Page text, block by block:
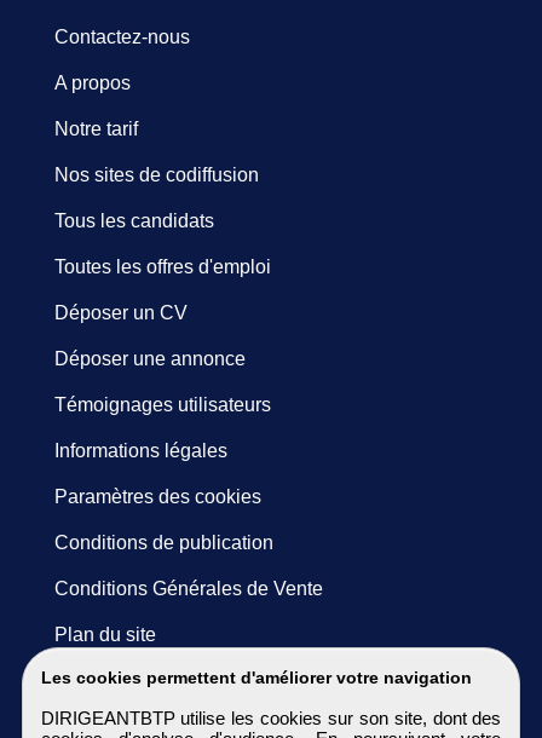
Les cookies permettent d'améliorer votre navigation
DIRIGEANTBTP utilise les cookies sur son site, dont des
Contactez-nous
A propos
Notre tarif
Nos sites de codiffusion
Tous les candidats
Toutes les offres d'emploi
Déposer un CV
Déposer une annonce
Témoignages utilisateurs
Informations légales
Paramètres des cookies
Conditions de publication
Conditions Générales de Vente
Plan du site